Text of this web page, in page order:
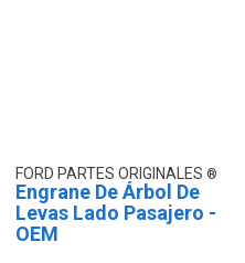
FORD PARTES ORIGINALES
Engrane De Árbol De
Levas Lado Pasajero -
OEM